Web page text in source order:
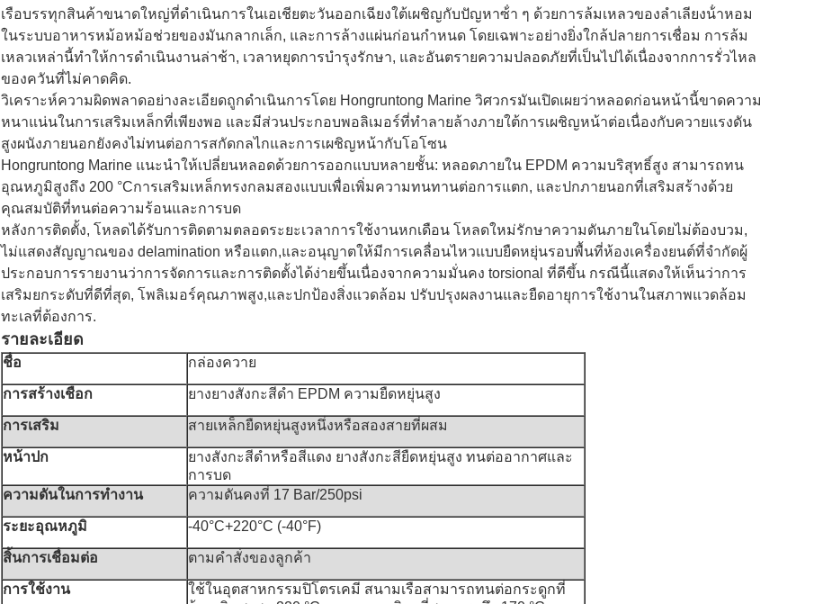
เรือบรรทุกสินค้าขนาดใหญ่ที่ดําเนินการในเอเชียตะวันออกเฉียงใต้เผชิญกับปัญหาซ้ํา ๆ ด้วยการล้มเหลวของลําเลียงน้ําหอม
ในระบบอาหารหม้อหม้อช่วยของมันกลากเล็ก, และการล้างแผ่นก่อนกําหนด โดยเฉพาะอย่างยิ่งใกล้ปลายการเชื่อม การล้ม
เหลวเหล่านี้ทําให้การดําเนินงานล่าช้า, เวลาหยุดการบํารุงรักษา, และอันตรายความปลอดภัยที่เป็นไปได้เนื่องจากการรั่วไหล
ของควันที่ไม่คาดคิด.
วิเคราะห์ความผิดพลาดอย่างละเอียดถูกดําเนินการโดย Hongruntong Marine วิศวกรมันเปิดเผยว่าหลอดก่อนหน้านี้ขาดความ
หนาแน่นในการเสริมเหล็กที่เพียงพอ และมีส่วนประกอบพอลิเมอร์ที่ทําลายล้างภายใต้การเผชิญหน้าต่อเนื่องกับควายแรงดัน
สูงผนังภายนอกยังคงไม่ทนต่อการสกัดกลไกและการเผชิญหน้ากับโอโซน
Hongruntong Marine แนะนําให้เปลี่ยนหลอดด้วยการออกแบบหลายชั้น: หลอดภายใน EPDM ความบริสุทธิ์สูง สามารถทน
อุณหภูมิสูงถึง 200 °Cการเสริมเหล็กทรงกลมสองแบบเพื่อเพิ่มความทนทานต่อการแตก, และปกภายนอกที่เสริมสร้างด้วย
คุณสมบัติที่ทนต่อความร้อนและการบด
หลังการติดตั้ง, โหลดได้รับการติดตามตลอดระยะเวลาการใช้งานหกเดือน โหลดใหม่รักษาความดันภายในโดยไม่ต้องบวม,
ไม่แสดงสัญญาณของ delamination หรือแตก,และอนุญาตให้มีการเคลื่อนไหวแบบยืดหยุ่นรอบพื้นที่ห้องเครื่องยนต์ที่จํากัดผู้
ประกอบการรายงานว่าการจัดการและการติดตั้งได้ง่ายขึ้นเนื่องจากความมั่นคง torsional ที่ดีขึ้น กรณีนี้แสดงให้เห็นว่าการ
เสริมยกระดับที่ดีที่สุด, โพลิเมอร์คุณภาพสูง,และปกป้องสิ่งแวดล้อม ปรับปรุงผลงานและยืดอายุการใช้งานในสภาพแวดล้อม
ทะเลที่ต้องการ.
รายละเอียด
ชื่อ กล่องควาย
การสร้างเชือก ยางยางสังกะสีดํา EPDM ความยืดหยุ่นสูง
การเสริม สายเหล็กยืดหยุ่นสูงหนึ่งหรือสองสายที่ผสม
หน้าปก
ยางสังกะสีดําหรือสีแดง ยางสังกะสียืดหยุ่นสูง ทนต่ออากาศและ
การบด
ความดันในการทํางาน
ความดันคงที่ 17 Bar/250psi
ระยะอุณหภูมิ -40°C+220°C (-40°F)
สิ้นการเชื่อมต่อ ตามคําสั่งของลูกค้า
การใช้งาน
ใช้ในอุตสาหกรรมปิโตรเคมี สนามเรือสามารถทนต่อกระดูกที่